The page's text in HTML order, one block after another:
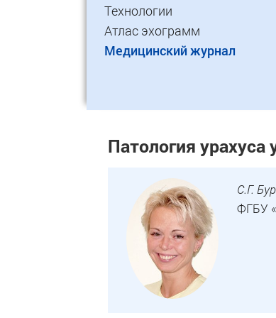
Технологии
Атлас эхограмм
Медицинский журнал
Патология
С.Г.
ФГБУ